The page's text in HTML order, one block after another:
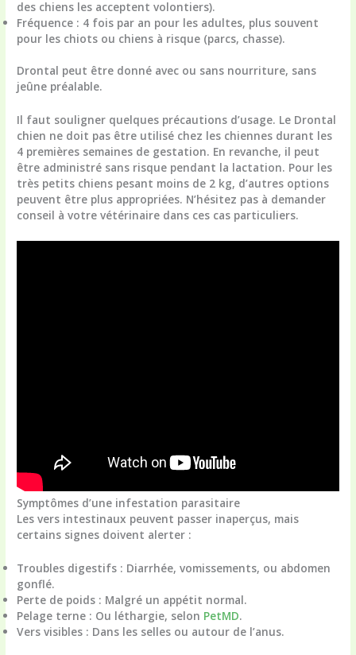
des chiens les acceptent volontiers).
Fréquence : 4 fois par an pour les adultes, plus souvent
pour les chiots ou chiens à risque (parcs, chasse).
Drontal peut être donné avec ou sans nourriture, sans
jeûne préalable.
Il faut souligner quelques précautions d’usage. Le Drontal
chien ne doit pas être utilisé chez les chiennes durant les
4 premières semaines de gestation. En revanche, il peut
être administré sans risque pendant la lactation. Pour les
très petits chiens pesant moins de 2 kg, d’autres options
peuvent être plus appropriées. N’hésitez pas à demander
conseil à votre vétérinaire dans ces cas particuliers.
Symptômes d’une infestation parasitaire
Les vers intestinaux peuvent passer inaperçus, mais
certains signes doivent alerter :
Troubles digestifs : Diarrhée, vomissements, ou abdomen
gonflé.
Perte de poids : Malgré un appétit normal.
Pelage terne : Ou léthargie, selon PetMD.
Vers visibles : Dans les selles ou autour de l’anus.